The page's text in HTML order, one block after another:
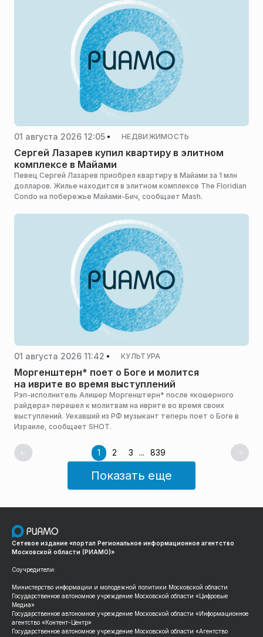
01 августа 2026 12:05 НЕДВИЖИМОСТЬ
Сергей Лазарев купил квартиру в элитном
комплексе в Майами
Певец Сергей Лазарев приобрел квартиру в Майами за 1 млн
долларов. Жилье находится в элитном комплексе The Floridian
Condo на побережье Майами-Бич, сообщает Mash.
01 августа 2026 11:42 КУЛЬТУРА
Моргенштерн* поет о Боге и молится
на иврите во время выступлений
Рэп-исполнитель Алишер Моргенштерн* после «кошерного
райдера» перешел к молитвам на иврите во время своих
выступлений. Уехавший из РФ музыкант теперь поет о Боге в
Израиле, сообщает SHOT.
1 2 3 ... 839
Показать еще
Сетевое издание «портал Региональное информационное агентство
Московской области (РИАМО)»
Соучредители:
Министерство информации и молодежной политики Московской области
Государственное автономное учреждение Московской области «Цифровые
Медиа»
Государственное автономное учреждение Московской области «Информационное
агентство «Контент-Центр»
Государственное автономное учреждение Московской области «Агентство